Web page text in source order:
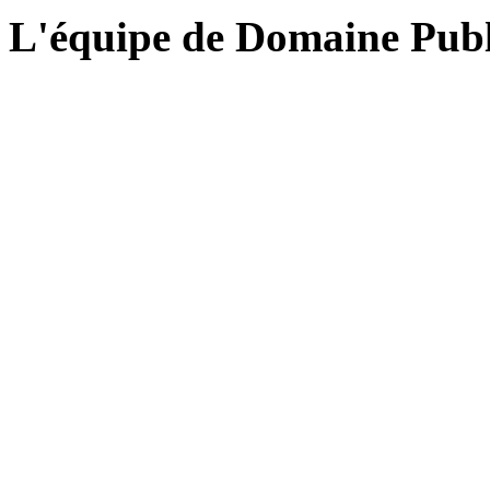
L'équipe de Domaine